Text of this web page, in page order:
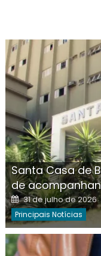
Santa Casa de
de
Posted
on
31 de julho de 2026
Principais Notícias